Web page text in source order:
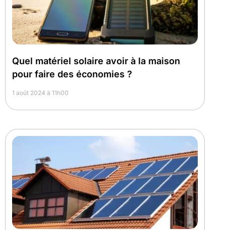
Quel matériel solaire avoir à la maison
pour faire des économies ?
1 août 2024 à 11h00